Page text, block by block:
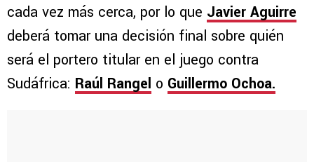
cada vez más cerca, por lo que Javier Aguirre
deberá tomar una decisión final sobre quién
será el portero titular en el juego contra
Sudáfrica: Raúl Rangel o Guillermo Ochoa.